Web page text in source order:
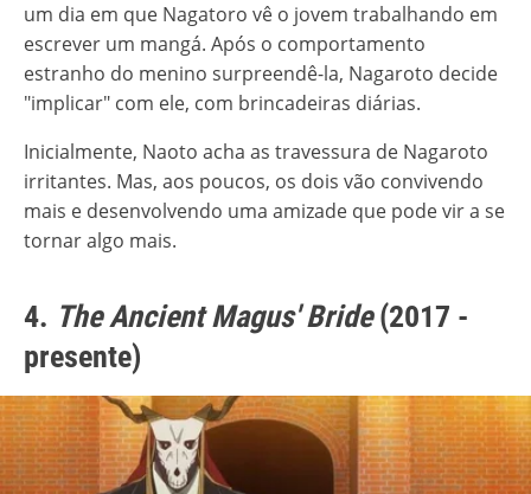
um dia em que Nagatoro vê o jovem trabalhando em
escrever um mangá. Após o comportamento
estranho do menino surpreendê-la, Nagaroto decide
"implicar" com ele, com brincadeiras diárias.
Inicialmente, Naoto acha as travessura de Nagaroto
irritantes. Mas, aos poucos, os dois vão convivendo
mais e desenvolvendo uma amizade que pode vir a se
tornar algo mais.
4. The Ancient Magus' Bride(2017 -
presente)